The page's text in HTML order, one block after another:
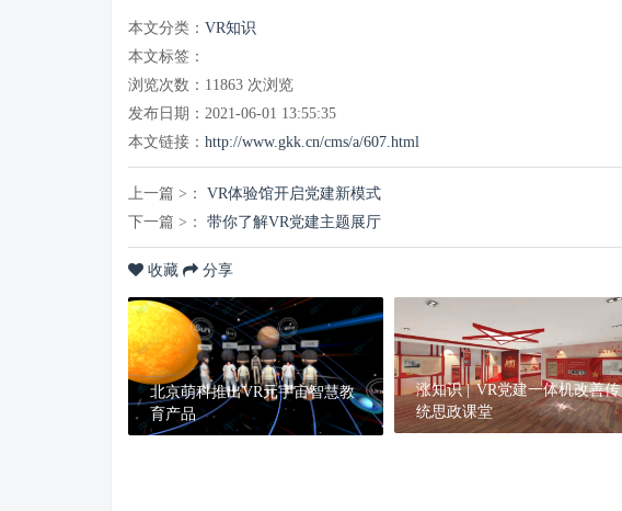
本文分类： VR知识
本文标签：
浏览次数： 11863 次浏览
发布日期：2021-06-01 13:55:35
本文链接： http://www.gkk.cn/cms/a/607.html
上一篇 >：
VR体验馆开启党建新模式
下一篇 >：
带你了解VR党建主题展厅
收藏 分享
北京萌科推出VR元宇宙智慧教
育产品
涨知识 | VR党建一体机改善传
统思政课堂